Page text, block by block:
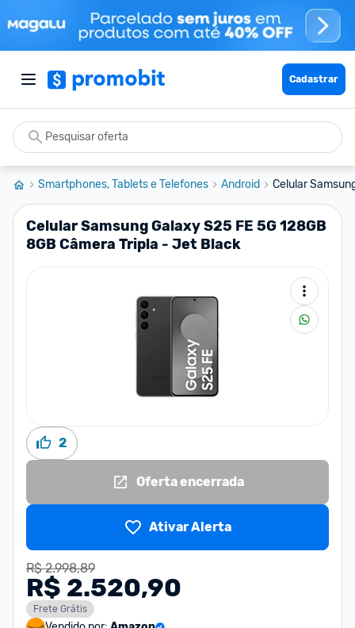
Cadastrar
Smartphones, Tablets e Telefones Android Celular
Celular Samsung Galaxy S25 FE 5G 128GB
8GB Câmera Tripla - Jet Black
2
Oferta encerrada
Ativar Alerta
R$ 2.998,89
R$ 2.520,90
Frete Grátis